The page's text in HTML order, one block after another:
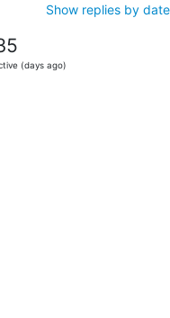
Show replies by date
(days ago)